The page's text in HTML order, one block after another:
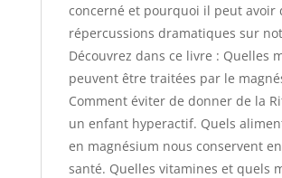
concerné et pourquoi il peut avoir
répercussions dramatiques sur
Découvrez dans ce livre : Quelles
peuvent être traitées par le
Comment éviter de donner de la
un enfant hyperactif. Quels
en magnésium nous conservent
santé. Quelles vitamines et quels